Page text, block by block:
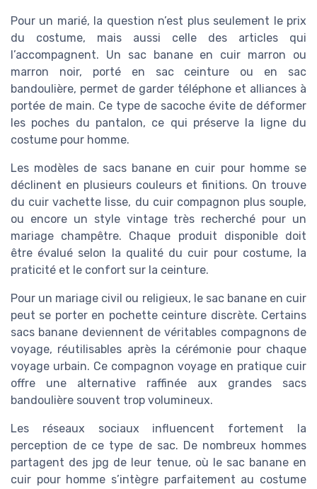
Pour un marié, la question n’est plus seulement le prix
du costume, mais aussi celle des articles qui
l’accompagnent. Un sac banane en cuir marron ou
marron noir, porté en sac ceinture ou en sac
bandoulière, permet de garder téléphone et alliances à
portée de main. Ce type de sacoche évite de déformer
les poches du pantalon, ce qui préserve la ligne du
costume pour homme.
Les modèles de sacs banane en cuir pour homme se
déclinent en plusieurs couleurs et finitions. On trouve
du cuir vachette lisse, du cuir compagnon plus souple,
ou encore un style vintage très recherché pour un
mariage champêtre. Chaque produit disponible doit
être évalué selon la qualité du cuir pour costume, la
praticité et le confort sur la ceinture.
Pour un mariage civil ou religieux, le sac banane en cuir
peut se porter en pochette ceinture discrète. Certains
sacs banane deviennent de véritables compagnons de
voyage, réutilisables après la cérémonie pour chaque
voyage urbain. Ce compagnon voyage en pratique cuir
offre une alternative raffinée aux grandes sacs
bandoulière souvent trop volumineux.
Les réseaux sociaux influencent fortement la
perception de ce type de sac. De nombreux hommes
partagent des jpg de leur tenue, où le sac banane en
cuir pour homme s’intègre parfaitement au costume